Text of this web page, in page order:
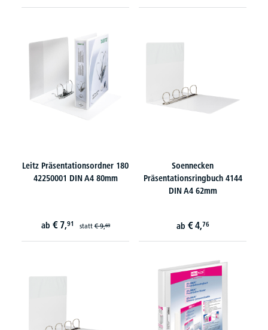
Leitz Präsentationsordner 180
42250001 DIN A4 80mm
ab € 7,91 statt€ 9,69
Soennecken
Präsentationsringbuch 4144
DIN A4 62mm
ab € 4,76